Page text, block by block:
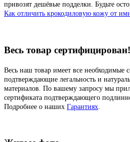
привозят дешёвые подделки. Будьте
Как отличить крокодиловую кожу от
Весь товар сертифицирован!
Весь наш товар имеет все необходимые
подтверждающие легальность и
материалов. По вашему запросу мы
сертификата подтверждающего
Подробнее о наших Гарантиях